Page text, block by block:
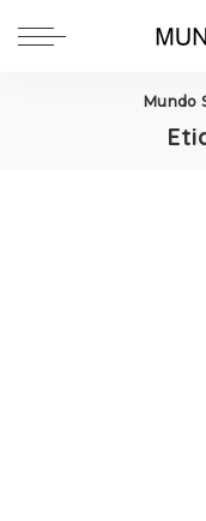
Mundo